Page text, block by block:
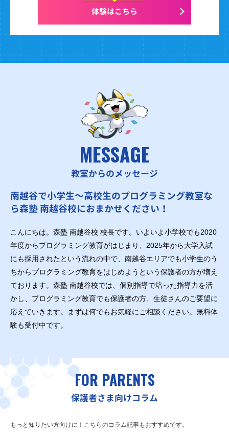
体験はこちら
MESSAGE
教室からのメッセージ
南越谷で小学生～高校生のプログラミング教室な
ら森塾 南越谷校におまかせください！
こんにちは。森塾 南越谷校 校長です。いよいよ小学校でも2020
年度からプログラミング教育がはじまり、2025年から大学入試
にも採用されたという流れの中で、南越谷エリアでも小学生のう
ちからプログラミング教育をはじめようという保護者の方が増え
ております。森塾 南越谷校では、個別指導で培った指導力を活
かし、プログラミング教育でも保護者の方、生徒さんのご要望に
応えていきます。まずは何でもお気軽にご相談ください。無料体
験も受付中です。
FOR PARENTS
保護者さま向けコラム
もっと知りたい方向けに！こちらのコラム記事もおすすめです。